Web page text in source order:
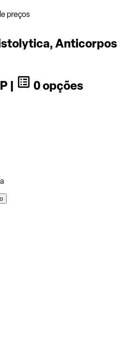
preços
Anticorpos
|
0 opções